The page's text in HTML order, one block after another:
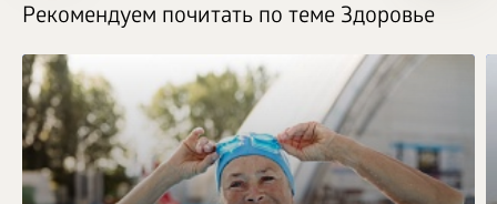
Рекомендуем почитать по теме Здоровье